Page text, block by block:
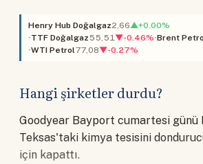
Henry Hub Doğalgaz2,66▲+0.00%
TTF Doğalgaz55,51▼-0.46% Brent
WTI Petrol77,08▼-0.27%
Hangi şirketler durdu?
Goodyear Bayport cumartesi günü
Teksas'taki kimya tesisini
için kapattı.